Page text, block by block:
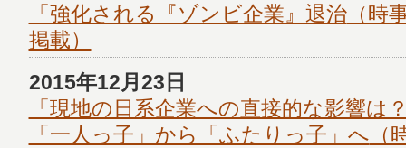
「強化される『ゾンビ企業』退治（時
掲載）
2015年12月23日
「現地の日系企業への直接的な影響は
「一人っ子」から「ふたりっ子」へ （